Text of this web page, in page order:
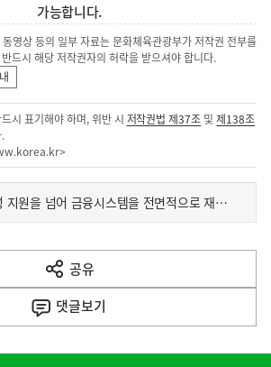
가능합니다.
영상 등의 일부 자료는 문화체육관광부가 저작권 전부를
드시 해당 저작권자의 허락을 받으셔야 합니다.
시 표기해야 하며, 위반 시 저작권법 제37조 및제138조
>
포용금융, 일회성 지원을 넘어 금융시스템을 전면적으로 재설계 합니다. - 이억원 금융위원장, 포용금융 현장 大토론회 주재
공유
열
기
댓글보기